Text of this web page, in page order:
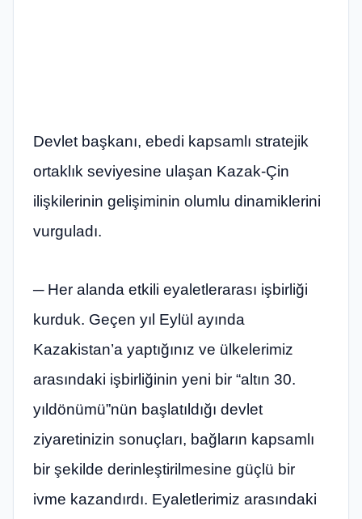
Devlet başkanı, ebedi kapsamlı stratejik
ortaklık seviyesine ulaşan Kazak-Çin
ilişkilerinin gelişiminin olumlu dinamiklerini
vurguladı.
─ Her alanda etkili eyaletlerarası işbirliği
kurduk. Geçen yıl Eylül ayında
Kazakistan’a yaptığınız ve ülkelerimiz
arasındaki işbirliğinin yeni bir “altın 30.
yıldönümü”nün başlatıldığı devlet
ziyaretinizin sonuçları, bağların kapsamlı
bir şekilde derinleştirilmesine güçlü bir
ivme kazandırdı. Eyaletlerimiz arasındaki